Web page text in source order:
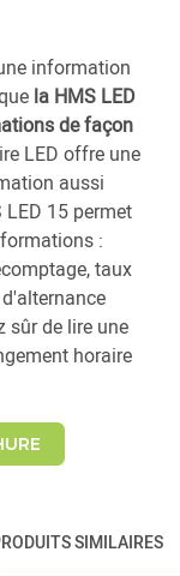
information
la HMS LED
de façon
LED offre une
aussi
15 permet
:
taux
sûr de lire une
horaire
SIMILAIRES